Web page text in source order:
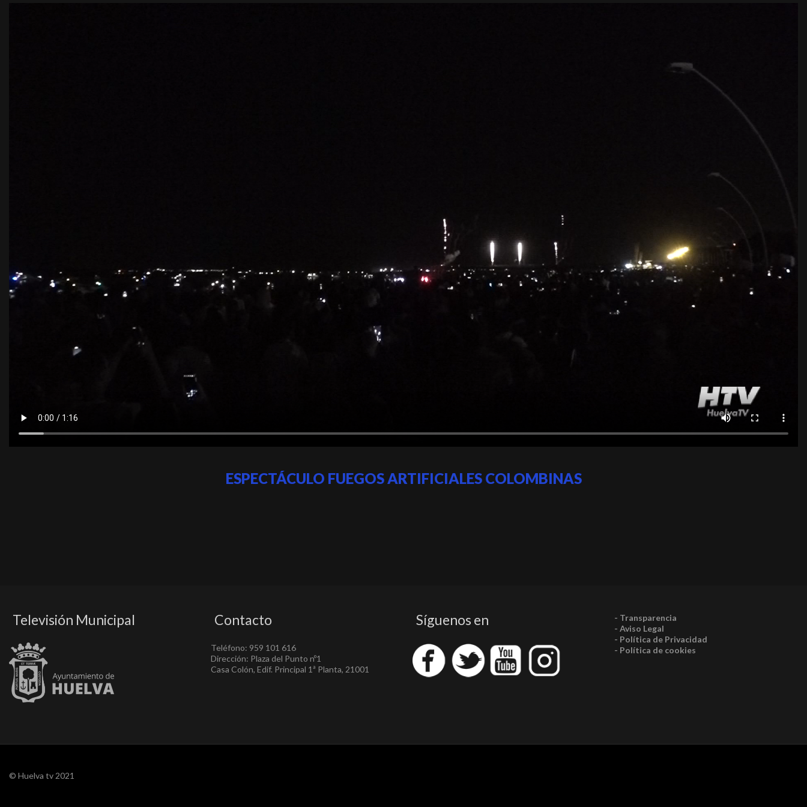
ESPECTÁCULO FUEGOS ARTIFICIALES COLOMBINAS
Televisión Municipal Contacto
Teléfono: 959 101 616
Dirección: Plaza del Punto nº1
Casa Colón, Edif. Principal 1ª Planta, 21001
Síguenos en
- Transparencia
- Aviso Legal
- Política de Privacidad
- Política de cookies
© Huelva tv 2021